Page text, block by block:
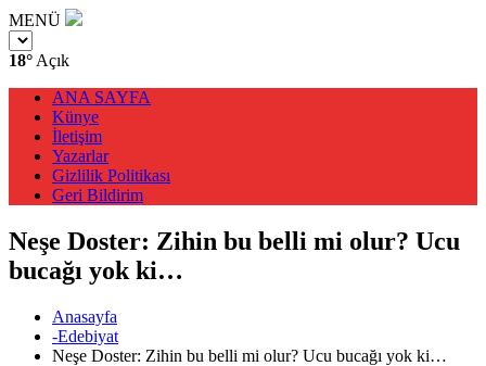
MENÜ
18° Açık
ANA SAYFA
Künye
İletişim
Yazarlar
Gizlilik Politikası
Geri Bildirim
Neşe Doster: Zihin bu belli mi olur? Ucu
bucağı yok ki…
Anasayfa
-Edebiyat
Neşe Doster: Zihin bu belli mi olur? Ucu bucağı yok ki…